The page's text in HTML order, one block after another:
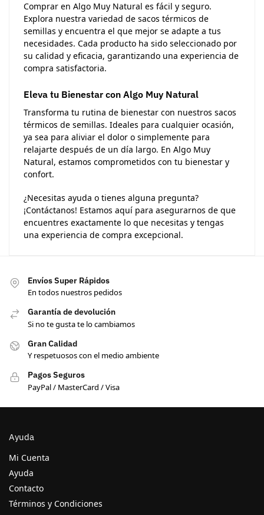
Comprar en Algo Muy Natural es fácil y seguro.
Explora nuestra variedad de sacos térmicos de
semillas y encuentra el que mejor se adapte a tus
necesidades. Cada producto ha sido seleccionado por
su calidad y eficacia, garantizando una experiencia de
compra satisfactoria.
Eleva tu Bienestar con Algo Muy Natural
Transforma tu rutina de bienestar con nuestros sacos
térmicos de semillas. Ideales para cualquier ocasión,
ya sea para aliviar el dolor o simplemente para
relajarte después de un día largo. En Algo Muy
Natural, estamos comprometidos con tu bienestar y
confort.
¿Necesitas ayuda o tienes alguna pregunta?
¡Contáctanos! Estamos aquí para asegurarnos de que
encuentres exactamente lo que necesitas y tengas
una experiencia de compra excepcional.
Envíos Super Rápidos
En todos nuestros pedidos
Garantía de devolución
Si no te gusta te lo cambiamos
Gran Calidad
Y respetuosos con el medio ambiente
Pagos Seguros
PayPal / MasterCard / Visa
Ayuda
Mi Cuenta
Ayuda
Contacto
Términos y Condiciones